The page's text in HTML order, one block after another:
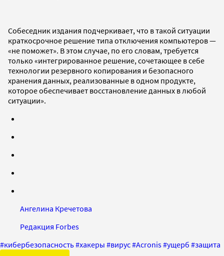
Собеседник издания подчеркивает, что в такой ситуации
краткосрочное решение типа отключения компьютеров —
«не поможет». В этом случае, по его словам, требуется
только «интегрированное решение, сочетающее в себе
технологии резервного копирования и безопасного
хранения данных, реализованные в одном продукте,
которое обеспечивает восстановление данных в любой
ситуации».
Ангелина Кречетова
Редакция Forbes
#кибербезопасность#хакеры #вирус#Acronis#ущерб #защита